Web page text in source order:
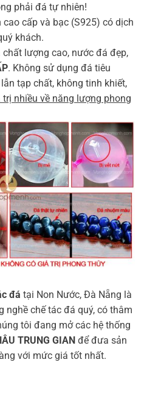
phải đá tự nhiên!
cấp và bạc (S925) có dịch
khách.
chất lượng cao, nước đá đẹp,
. Không sử dụng đá tiêu
tạp chất, không tinh khiết,
trị nhiều về năng lượng phong
đá tại Non Nước, Đà Nẵng là
nghề chế tác đá quý, có thâm
tôi đang mở các hệ thống
TRUNG GIAN để đưa sản
với mức giá tốt nhất.